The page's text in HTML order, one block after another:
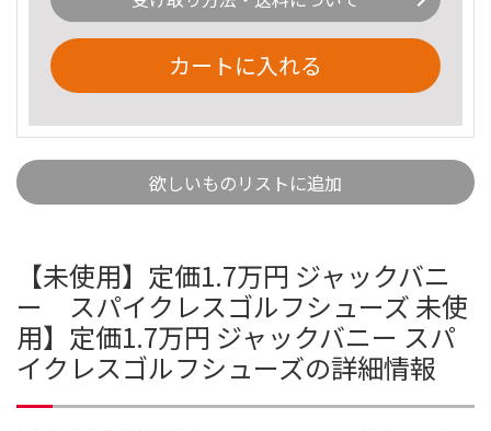
カートに入れる
欲しいものリストに追加
【未使用】定価1.7万円 ジャックバニ
ー スパイクレスゴルフシューズ 未使
用】定価1.7万円 ジャックバニー スパ
イクレスゴルフシューズの詳細情報